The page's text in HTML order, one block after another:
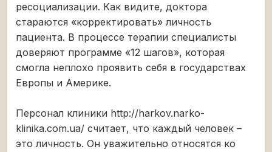
ресоциализации. Как видите, доктора
стараются «корректировать» личность
пациента. В процессе терапии специалисты
доверяют программе «12 шагов», которая
смогла неплохо проявить себя в государствах
Европы и Америке.
Персонал клиники http://harkov.narko-
klinika.com.ua/ считает, что каждый человек –
это личность. Он уважительно относятся ко